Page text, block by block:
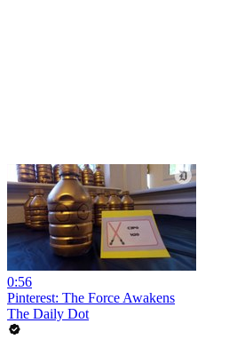
0:56
Pinterest: The Force Awakens
The Daily Dot